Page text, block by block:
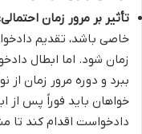
تأثیر بر مرور زمان
خاصی باشد، تقدیم
زمان شود. اما ابطال
ببرد و دوره مرور زمان از
خواهان باید فوراً پس از
دادخواست اقدام کند تا